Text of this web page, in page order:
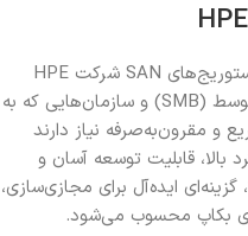
HPE MSA 2050 یکی از محبوب‌ترین استوریج‌های SAN شرکت HPE
است که برای کسب‌وکارهای کوچک و متوسط (SMB) و سازمان‌هایی که به
و مقرون‌به‌صرفه نیاز دارند
قابلیت توسعه آسان و
پشتیبانی از انواع هاردهای HDD و SSD، گزینه‌ای ایده‌آل برای مجازی‌سازی،
بکاپ محسوب می‌شود.